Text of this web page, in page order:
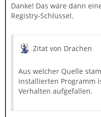
Danke! Das wäre dann
Registry-Schlüssel.
Zitat von Drachen
Aus welcher Quelle
installierten Programm
Verhalten aufgefallen.